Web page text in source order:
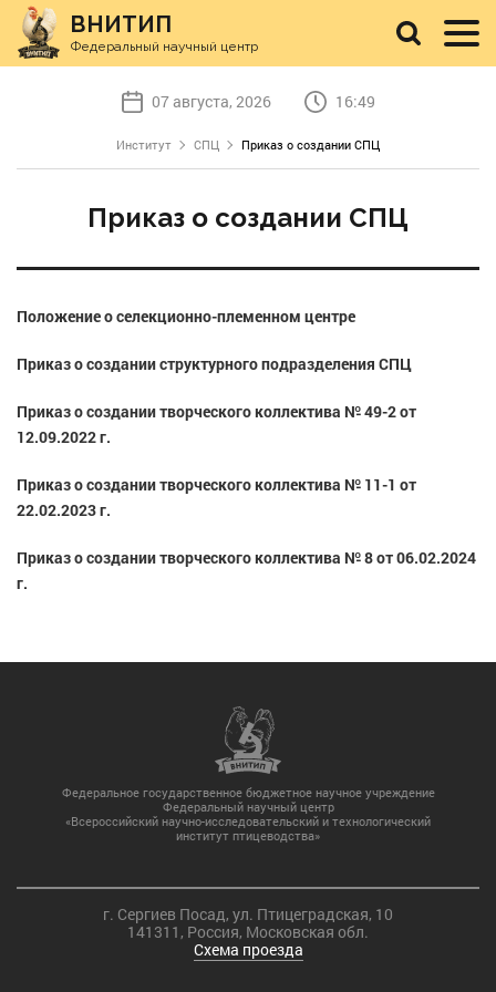
ВНИТИП
Федеральный научный центр
07 августа, 2026 16:49
Институт СПЦ Приказ о создании СПЦ
Приказ о создании СПЦ
Положение о селекционно-племенном центре
Приказ о созданииструктурного подразделения СПЦ
Приказ о создании творческого коллектива № 49-2 от
12.09.2022 г.
Приказ о создании творческого коллектива № 11-1 от
22.02.2023 г.
Приказ о создании творческого коллектива № 8 от 06.02.2024
г.
Федеральное государственное бюджетное научное учреждение
Федеральный научный центр
«Всероссийский научно-исследовательский и технологический
институт птицеводства»
г. Сергиев Посад, ул. Птицеградская, 10
141311, Россия, Московская обл.
Схема проезда